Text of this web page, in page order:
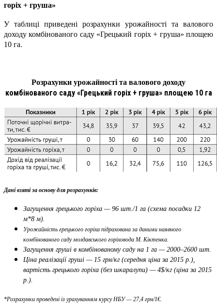
горіх + груша»
У таблиці приведені розрахунки урожайності та валового
доходу комбінованого саду «Грецький горіх + груша» площею
10 га.
Розрахунки урожайності та валового доходу
комбінованого саду «Грецький горіх + груша» площею 10 га
Дані взяті за основу для розрахунків:
Загущення грецького горіха — 96 шт./1 га (схема посадки 12
м*8 м).
Урожайність грецького горіха підрахована за даними наявного
комбінованого саду молдавського горіховода М. Кіктенка.
Загущення груші в комбінованому саду на 1 га — 2000–2600 шт.
Ціна реалізації груші — 15 грн/кг (середня ціна за 2015 р.),
вартість грецького горіха (без шкаралупи) — 4$/кг (ціна за 2015
р.).
*Розрахунки проведені із урахуванням курсу НБУ — 27,4 грн/1€.